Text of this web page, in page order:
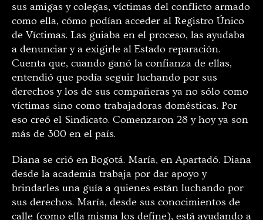
sus amigas y colegas, víctimas del conflicto armado
como ella, cómo podían acceder al Registro Único
de Víctimas. Las guiaba en el proceso, las ayudaba
a denunciar y a exigirle al Estado reparación.
Cuenta que, cuando ganó la confianza de ellas,
entendió que podía seguir luchando por sus
derechos y los de sus compañeras ya no sólo como
víctimas sino como trabajadoras domésticas. Por
eso creó el Sindicato. Comenzaron 28 y hoy ya son
más de 300 en el país.
Diana se crió en Bogotá. María, en Apartadó. Diana
desde la academia trabaja por dar apoyo y
brindarles una guía a quienes están luchando por
sus derechos. María, desde sus conocimientos de
calle (como ella misma los define), está ayudando a